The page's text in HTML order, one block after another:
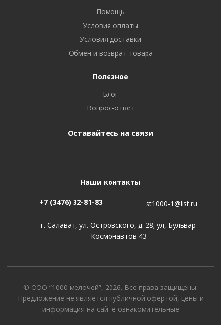
Помощь
Условия оплаты
Условия доставки
Обмен и возврат товара
Полезное
Блог
Вопрос-ответ
Оставайтесь на связи
Наши контакты
+7 (3476) 32-81-83 st1000-1@list.ru
г. Салават, ул. Островского, д. 28; ул, Бульвар
Космонавтов 43
© ООО “1000 мелочей”, 2026. Все права защищены.
Предложение не является публичной офертой, цены и
информация на сайте ознакомительные